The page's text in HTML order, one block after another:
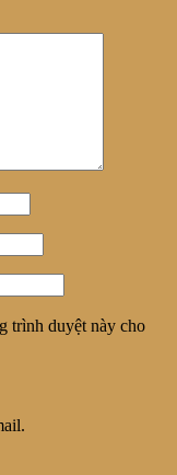
trình duyệt này cho